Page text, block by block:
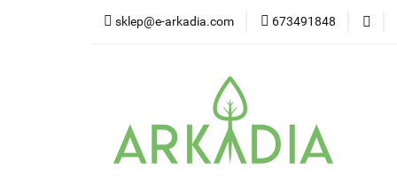
sklep@e-arkadia.com 673491848
Kategorie